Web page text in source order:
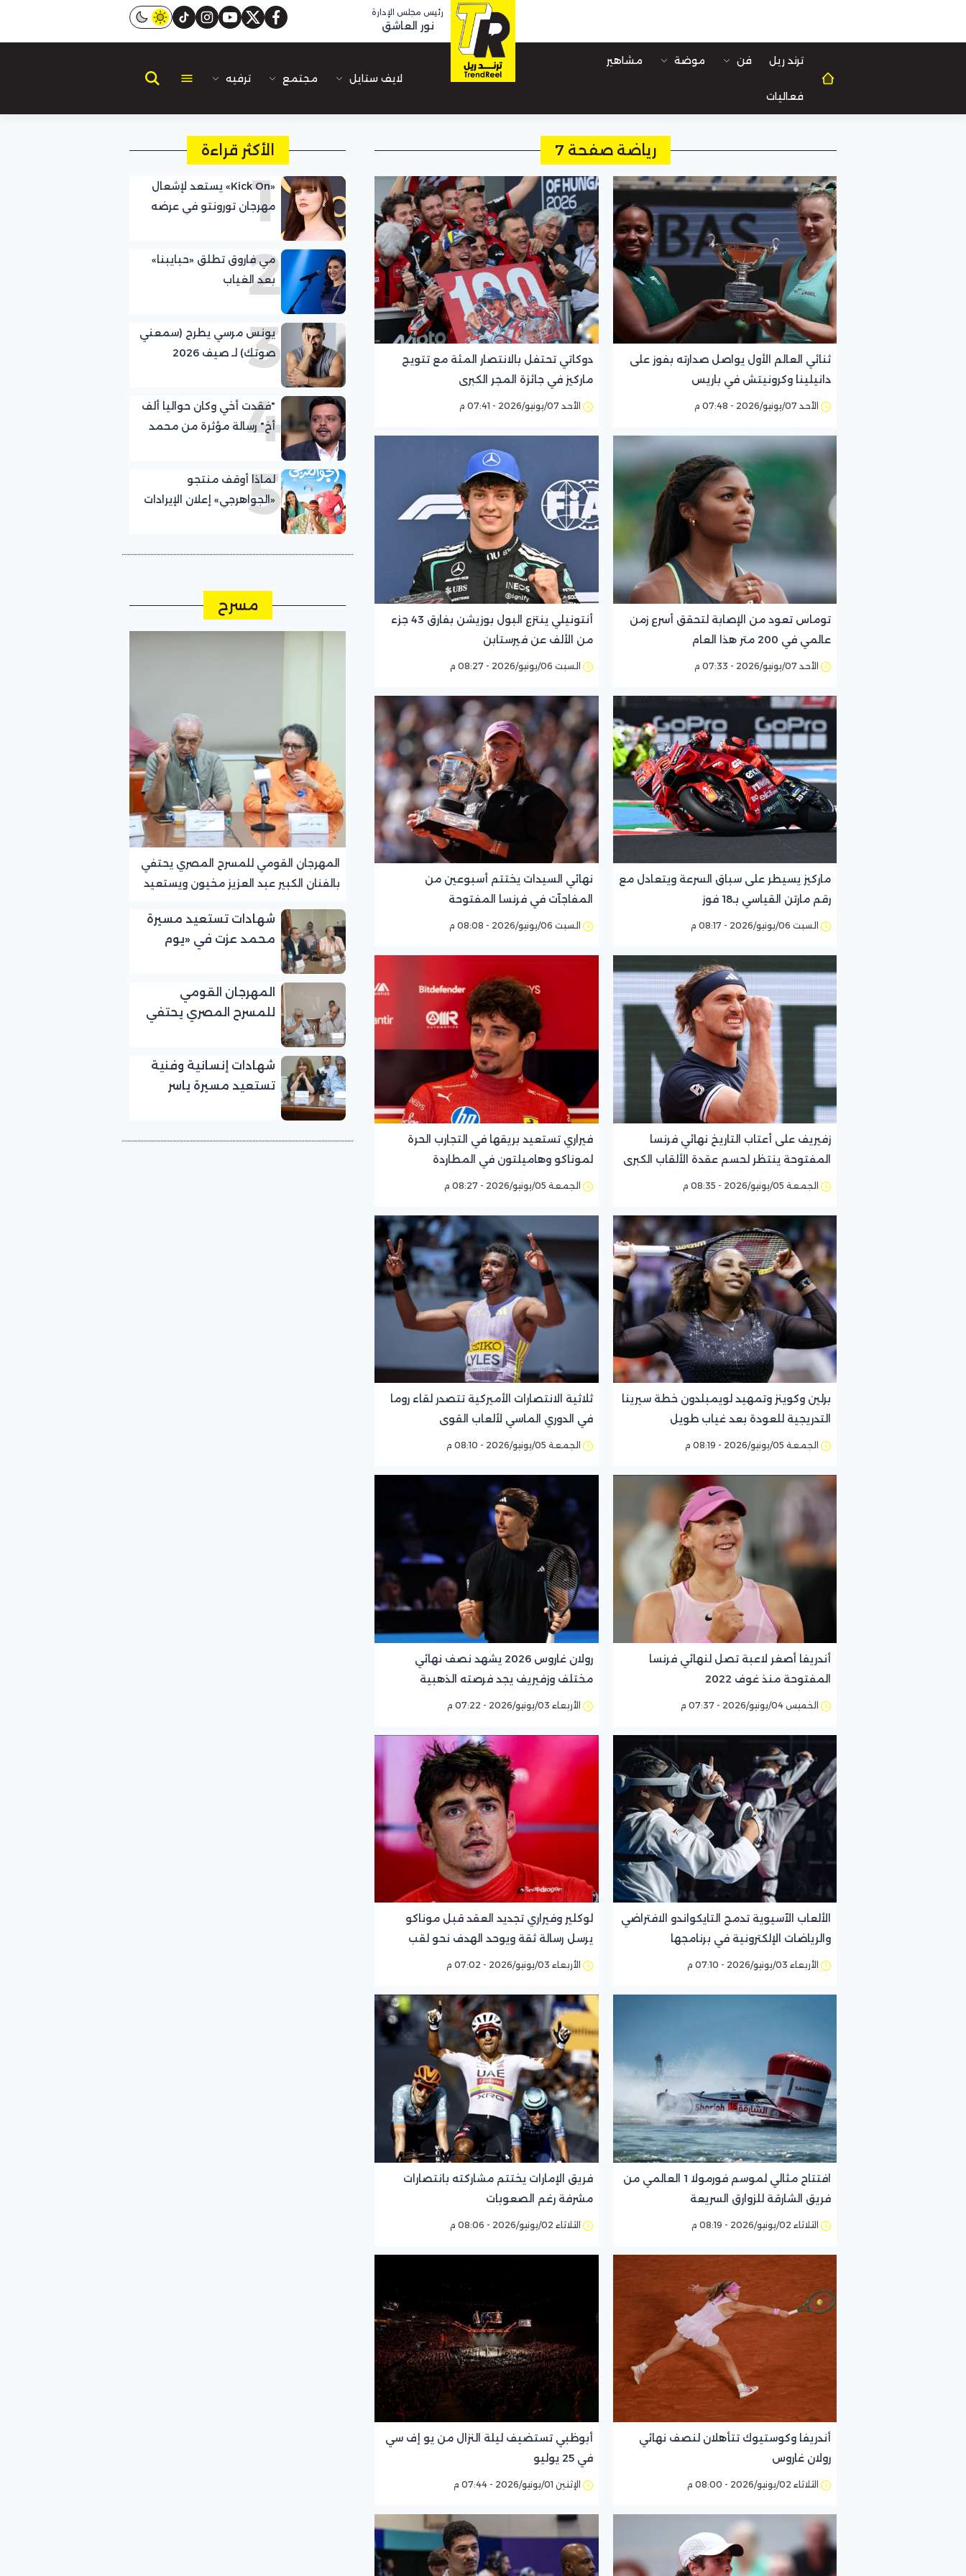
رئيس مجلس الإدارة
نور العاشق facebook
twitter
youtube
instagram
tiktok
ترند ريل فن موضة مشاهير
فعاليات
لايف ستايل مجتمع ترفيه
رياضة صفحة 7
ثنائي العالم الأول يواصل صدارته بفوز على
دانيلينا وكرونيتش في باريس
الأحد 07/يونيو/2026 - 07:48 م
دوكاتي تحتفل بالانتصار المئة مع تتويج
ماركيز في جائزة المجر الكبرى
الأحد 07/يونيو/2026 - 07:41 م
توماس تعود من الإصابة لتحقق أسرع زمن
عالمي في 200 متر هذا العام
الأحد 07/يونيو/2026 - 07:33 م
أنتونيلي ينتزع البول بوزيشن بفارق 43 جزء
من الألف عن فيرستابن
السبت 06/يونيو/2026 - 08:27 م
ماركيز يسيطر على سباق السرعة ويتعادل مع
رقم مارتن القياسي بـ18 فوز
السبت 06/يونيو/2026 - 08:17 م
نهائي السيدات يختتم أسبوعين من
المفاجآت في فرنسا المفتوحة
السبت 06/يونيو/2026 - 08:08 م
زفيريف على أعتاب التاريخ نهائي فرنسا
المفتوحة ينتظر لحسم عقدة الألقاب الكبرى
الجمعة 05/يونيو/2026 - 08:35 م
فيراري تستعيد بريقها في التجارب الحرة
لموناكو وهاميلتون في المطاردة
الجمعة 05/يونيو/2026 - 08:27 م
برلين وكوينز وتمهيد لويمبلدون خطة سيرينا
التدريجية للعودة بعد غياب طويل
الجمعة 05/يونيو/2026 - 08:19 م
ثلاثية الانتصارات الأميركية تتصدر لقاء روما
في الدوري الماسي لألعاب القوى
الجمعة 05/يونيو/2026 - 08:10 م
أندريفا أصغر لاعبة تصل لنهائي فرنسا
المفتوحة منذ غوف 2022
الخميس 04/يونيو/2026 - 07:37 م
رولان غاروس 2026 يشهد نصف نهائي
مختلف وزفيريف يجد فرصته الذهبية
الأربعاء 03/يونيو/2026 - 07:22 م
الألعاب الآسيوية تدمج التايكواندو الافتراضي
والرياضات الإلكترونية في برنامجها
الأربعاء 03/يونيو/2026 - 07:10 م
لوكلير وفيراري تجديد العقد قبل موناكو
يرسل رسالة ثقة ويوحد الهدف نحو لقب
العالمالأربعاء 03/يونيو/2026 - 07:02 م
افتتاح مثالي لموسم فورمولا 1 العالمي من
فريق الشارقة للزوارق السريعة
الثلاثاء 02/يونيو/2026 - 08:19 م
فريق الإمارات يختتم مشاركته بانتصارات
مشرفة رغم الصعوبات
الثلاثاء 02/يونيو/2026 - 08:06 م
أندريفا وكوستيوك تتأهلان لنصف نهائي
رولان غاروس
الثلاثاء 02/يونيو/2026 - 08:00 م
أبوظبي تستضيف ليلة النزال من يو إف سي
في 25 يوليو
الإثنين 01/يونيو/2026 - 07:44 م
الأكثر قراءة
1
«Kick On» يستعد لإشعال
مهرجان تورونتو في عرضه
2
مي فاروق تطلق «حبايبنا»
بعد الغياب
3
يونس مرسي يطرح (سمعني
صوتك) لـ صيف 2026
4
"فقدت أخي وكان حواليا ألف
أخ" رسالة مؤثرة من محمد
5
لماذا أوقف منتجو
«الجواهرجي» إعلان الإيرادات
مسرح
المهرجان القومي للمسرح المصري يحتفي
بالفنان الكبير عبد العزيز مخيون ويستعيد
شهادات تستعيد مسيرة
محمد عزت في «يوم
للمسرح المصري
المهرجان القومي
للمسرح المصري يحتفي
لرموز المسرح»
شهادات إنسانية وفنية
تستعيد مسيرة ياسر